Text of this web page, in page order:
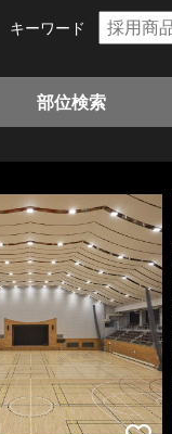
キーワード
部位検索